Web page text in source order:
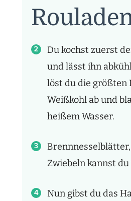
Du kochst zuerst
und lässt ihn
löst du die größten
Weißkohl ab und
heißem Wasser.
Zwiebeln kannst du
Nun gibst du das